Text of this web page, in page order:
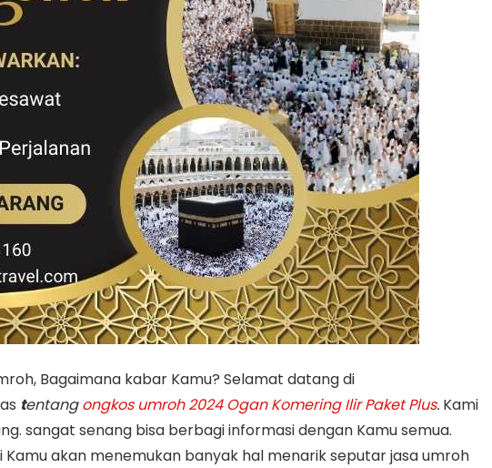
Bagaimana kabar Kamu? Selamat datang di
tentangongkos umroh 2024 Ogan Komering Ilir Paket Plus. Kami
sangat senang bisa berbagi informasi dengan Kamu semua.
Kamu akan menemukan banyak hal menarik seputar jasa umroh